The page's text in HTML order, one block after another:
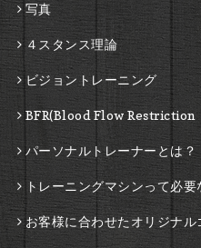
写真
４スタンス理論
ビジョントレーニング
BFR(Blood Flow Restriction
パーソナルトレーナーとは？
トレーニングマシンって必要
お客様に合わせたオリジナ